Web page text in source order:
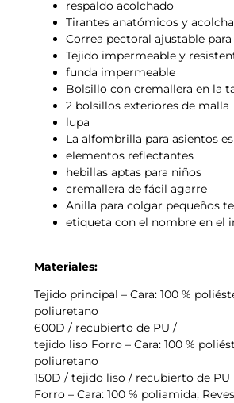
respaldo acolchado
Tirantes anatómicos y
Correa pectoral ajustable
Tejido impermeable y
funda impermeable
Bolsillo con cremallera en la
2 bolsillos exteriores de malla
lupa
La alfombrilla para asientos
elementos reflectantes
hebillas aptas para niños
cremallera de fácil agarre
Anilla para colgar pequeños
etiqueta con el nombre en el
Materiales:
Tejido principal – Cara: 100 %
poliuretano
600D / recubierto de PU /
tejido liso Forro – Cara: 100 %
poliuretano
150D / tejido liso / recubierto de PU
Forro – Cara: 100 % poliamida;